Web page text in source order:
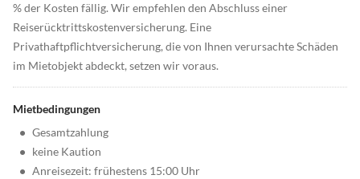
% der Kosten fällig. Wir empfehlen den Abschluss einer
Reiserücktrittskostenversicherung. Eine
Privathaftpflichtversicherung, die von Ihnen verursachte Schäden
im Mietobjekt abdeckt, setzen wir voraus.
Mietbedingungen
• Gesamtzahlung
• keine Kaution
• Anreisezeit: frühestens 15:00 Uhr